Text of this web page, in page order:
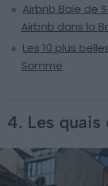
Airbnb Baie de
Airbnb dans la
Les 10 plus
Somme
4. Les